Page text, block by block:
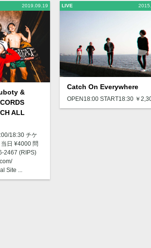
2019.09.19
&
ALL
18:30 チケ
日 ¥4000 問
2467 (RIPS)
Site ...
LIVE
Catch On Everywhere
OPEN18:00 START18:30 ￥